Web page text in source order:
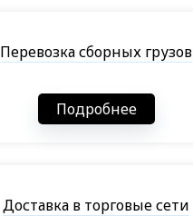
Перевозка сборных грузов
Подробнее
Доставка в торговые сети